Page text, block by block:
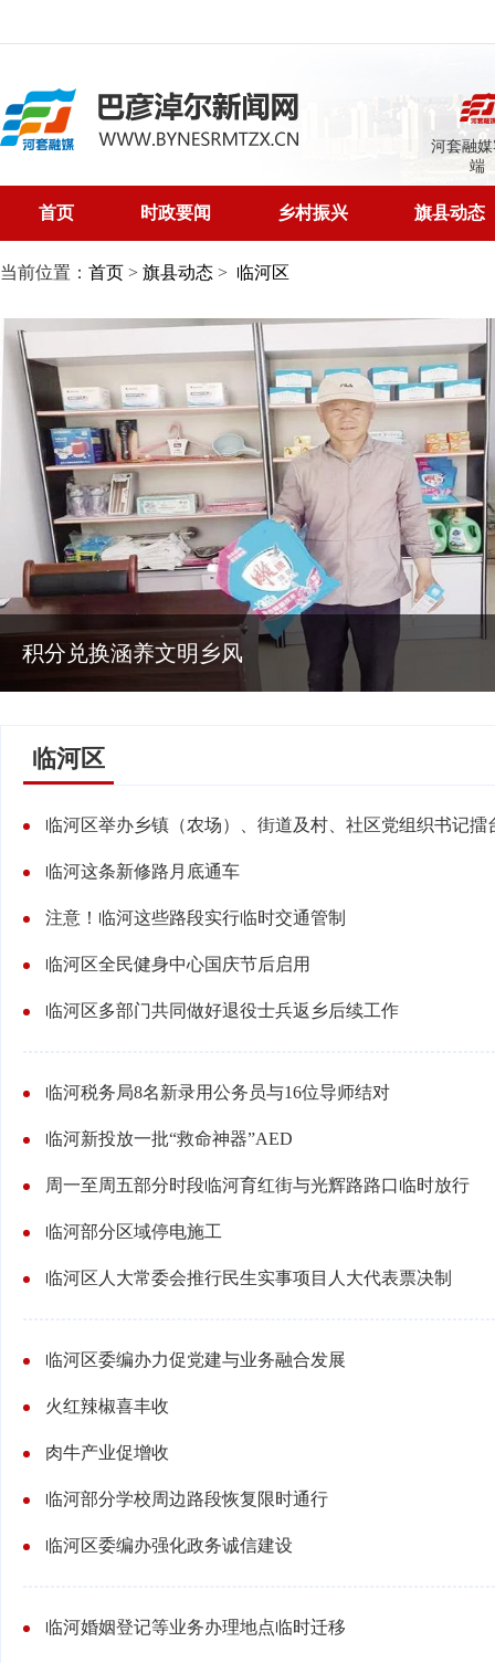
河套融
端
首页 时政要闻 乡村振兴 旗县动态
当前位置： 首页 > 旗县动态 > 临河区
汇丰街道：修缮设施除隐患
临河区
临河区举办乡镇（农场）、街道及村、社区党组织书记擂
临河这条新修路月底通车
注意！临河这些路段实行临时交通管制
临河区全民健身中心国庆节后启用
临河区多部门共同做好退役士兵返乡后续工作
临河税务局8名新录用公务员与16位导师结对
临河新投放一批“救命神器”AED
周一至周五部分时段临河育红街与光辉路路口临时放行
临河部分区域停电施工
临河区人大常委会推行民生实事项目人大代表票决制
临河区委编办力促党建与业务融合发展
火红辣椒喜丰收
肉牛产业促增收
临河部分学校周边路段恢复限时通行
临河区委编办强化政务诚信建设
临河婚姻登记等业务办理地点临时迁移